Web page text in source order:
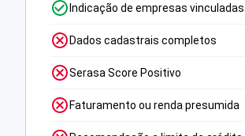
Indicação de empresas vinculadas
Dados cadastrais completos
Serasa Score Positivo
Faturamento ou renda presumida